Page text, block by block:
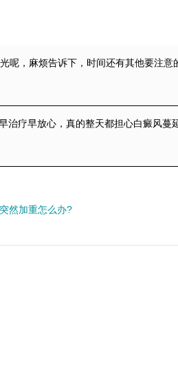
呢，麻烦告诉下，时间还有其他要注意
治疗早放心，真的整天都担心白癜风蔓
然加重怎么办?